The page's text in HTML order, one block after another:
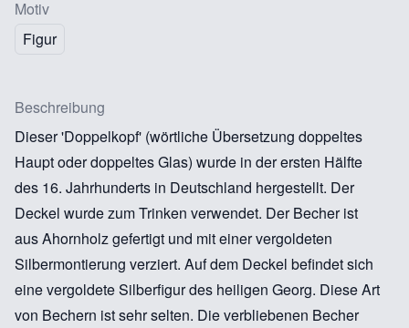
Motiv
Figur
Beschreibung
Dieser 'Doppelkopf' (wörtliche Übersetzung doppeltes
Haupt oder doppeltes Glas) wurde in der ersten Hälfte
des 16. Jahrhunderts in Deutschland hergestellt. Der
Deckel wurde zum Trinken verwendet. Der Becher ist
aus Ahornholz gefertigt und mit einer vergoldeten
Silbermontierung verziert. Auf dem Deckel befindet sich
eine vergoldete Silberfigur des heiligen Georg. Diese Art
von Bechern ist sehr selten. Die verbliebenen Becher